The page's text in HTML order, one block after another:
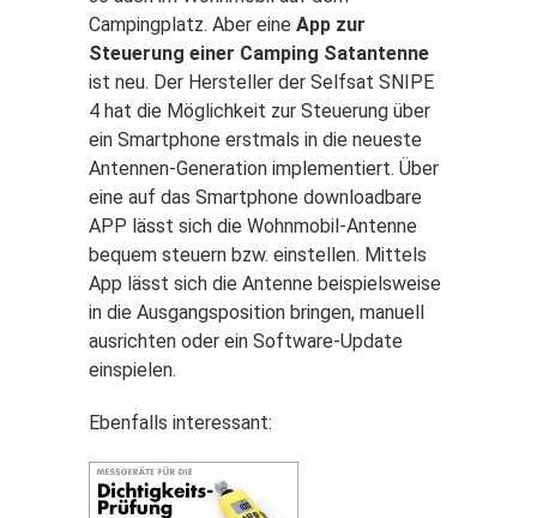
Campingplatz. Aber eine App zur
Steuerung einer Camping Satantenne
ist neu. Der Hersteller der Selfsat SNIPE
4 hat die Möglichkeit zur Steuerung über
ein Smartphone erstmals in die neueste
Antennen-Generation implementiert. Über
eine auf das Smartphone downloadbare
APP lässt sich die Wohnmobil-Antenne
bequem steuern bzw. einstellen. Mittels
App lässt sich die Antenne beispielsweise
in die Ausgangsposition bringen, manuell
ausrichten oder ein Software-Update
einspielen.
Ebenfalls interessant: